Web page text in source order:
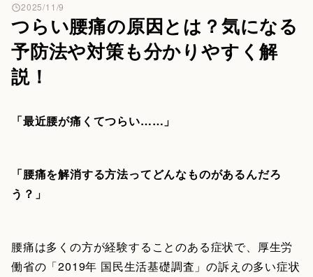
つらい腰痛の原因とは？気になる
予防法や対策も分かりやすく解
説！
2025/11/9
「最近腰が痛くてつらい……」
「腰痛を解消する方法ってどんなものがあるんだろ
う？」
腰痛は多くの方が経験することのある症状で、厚生労
働省の「2019年 国民生活基礎調査」の訴えの多い症状